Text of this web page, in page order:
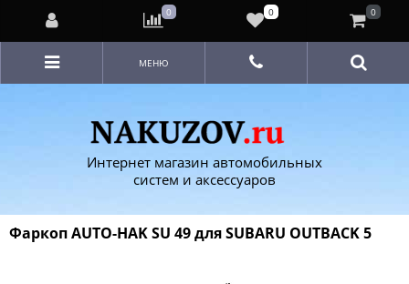
Интернет магазин автомобильных
систем и аксессуаров
МЕНЮ
Фаркоп AUTO-HAK SU 49 для SUBARU OUTBACK 5
0 0 0